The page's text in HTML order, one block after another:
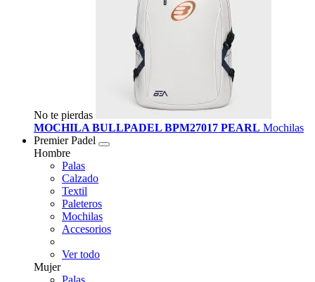
No te pierdas
MOCHILA BULLPADEL BPM27017 PEARL Mochilas
Premier Padel
Hombre
Palas
Calzado
Textil
Paleteros
Mochilas
Accesorios
Ver todo
Mujer
Palas